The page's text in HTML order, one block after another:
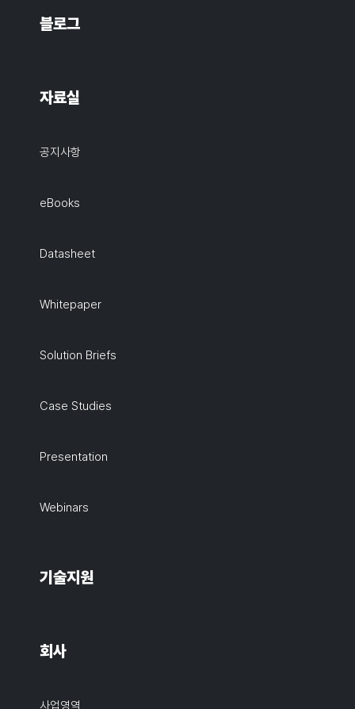
블로그
자료실
공지사항
eBooks
Datasheet
Whitepaper
Solution Briefs
Case Studies
Presentation
Webinars
기술지원
회사
사업영역